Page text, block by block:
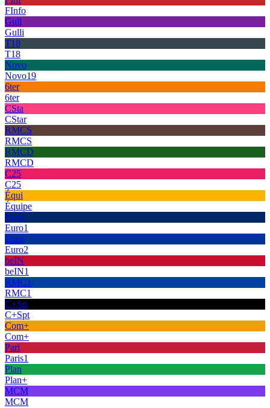
FInfo
Gull
Gulli
T18
T18
Novo
Novo19
6ter
6ter
CSta
CStar
RMCS
RMCS
RMCD
RMCD
C25
C25
Équi
Équipe
Euro
Euro1
Euro
Euro2
beIN
beIN1
RMC1
RMC1
C+Sp
C+Spt
Com+
Com+
Pari
Paris1
Plan
Plan+
MCM
MCM